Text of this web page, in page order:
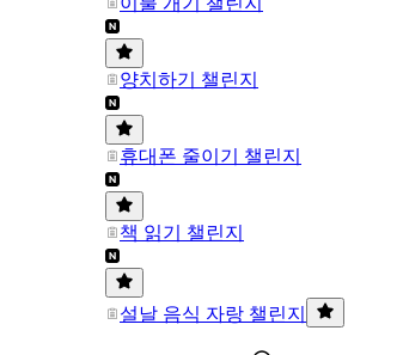
양치하기 챌린지
휴대폰 줄이기 챌린지
책 읽기 챌린지
설날 음식 자랑 챌린지